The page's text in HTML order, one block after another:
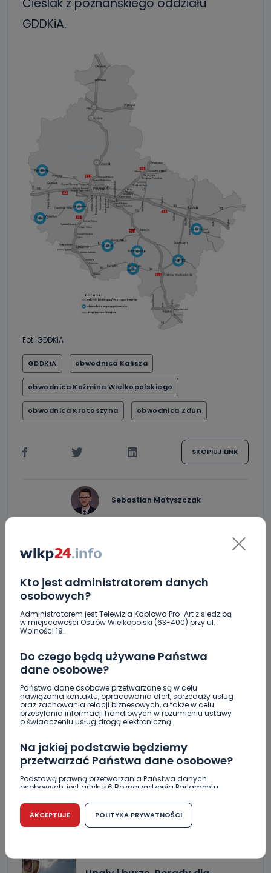
Kto jest administratorem danych
osobowych?
Administratorem jest Telewizja Kablowa Pro-Art z siedzibą
w miejscowości Ostrów Wielkopolski (63-400) przy ul.
Wolności 19.
Do czego będą używane Państwa
dane osobowe?
Państwa dane osobowe przetwarzane są w celu
nawiązania kontaktu, opracowania ofert, sprzedaży usług
oraz zachowania relacji biznesowych, a także w celu
przesyłania informacji handlowych w rozumieniu ustawy
o świadczeniu usług drogą elektroniczną.
Na jakiej podstawie będziemy
przetwarzać Państwa dane osobowe?
Podstawą prawną przetwarzania Państwa danych
osobowych, jest artykuł 6 Rozporządzenia Parlamentu
r. w sprawie ochrony osób fizycznych w związku z
przetwarzaniem danych osobowych w sprawie
swobodnego przepływu takich danych oraz uchylenia
dyrektywy 95/46/WE (RODO).
Czy jest możliwość cofnięcia zgody?
AKCEPTUJE POLITYKA PRYWATNOŚCI
Cieślak z poznańskiego oddziału
GDDKiA.
Fot. GDDKiA
GDDKiA obwodnica Kalisza
obwodnica Koźmina Wielkopolskiego
obwodnica Krotoszyna obwodnica Zdun
SKOPIUJ LINK
Sebastian Matyszczak
ZOBACZ TAKŻE